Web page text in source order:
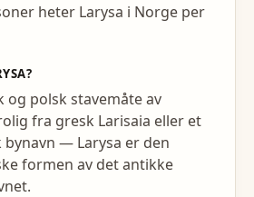
heter Larysa i Norge per
?
og polsk stavemåte av
fra gresk Larisaia eller et
bynavn — Larysa er den
formen av det antikke